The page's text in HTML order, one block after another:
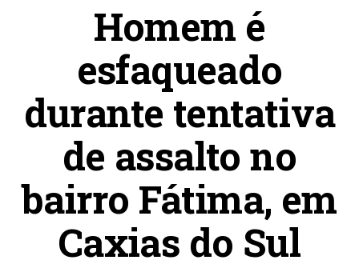
Homem é
esfaqueado
durante tentativa
de assalto no
bairro Fátima, em
Caxias do Sul